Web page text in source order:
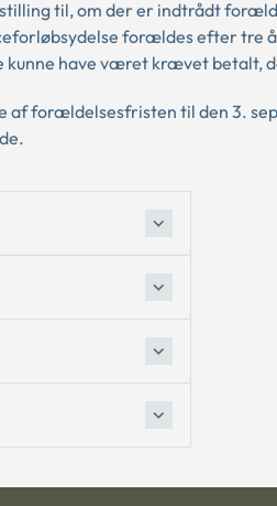
til, om der er indtrådt
forældes efter tre
kunne have været krævet betalt,
forældelsesfristen til den 3.